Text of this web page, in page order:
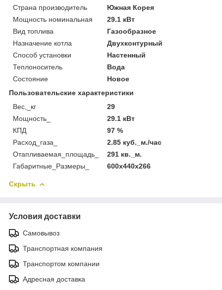
Страна производитель
Южная Корея
Мощность номинальная
29.1 кВт
Вид топлива
Газообразное
Назначение котла
Двухконтурный
Способ установки
Настенный
Теплоноситель
Вода
Состояние
Новое
Пользовательские характеристики
Вес,_кг
29
Мощность_
29.1 кВт
КПД
97 %
Расход_газа_
2.85 куб._м./час
Отапливаемая_площадь_
291 кв._м.
Габаритные_Размеры_
600х440х266
Скрыть
Условия доставки
Самовывоз
Транспортная компания
Транспортом компании
Адресная доставка